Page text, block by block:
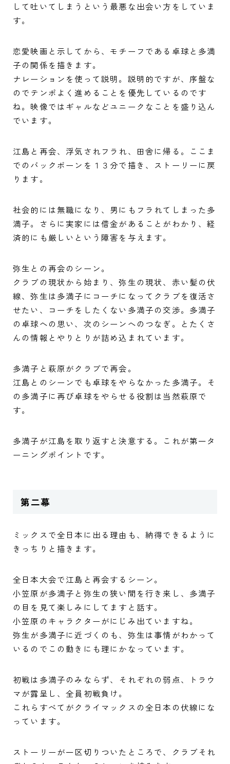
して吐いてしまうという最悪な出会い方をしていま
す。
恋愛映画と示してから、モチーフである卓球と多満
子の関係を描きます。
ナレーションを使って説明。説明的ですが、序盤な
のでテンポよく進めることを優先しているのです
ね。映像ではギャルなどユニークなことを盛り込ん
でいます。
江島と再会、浮気されフラれ、田舎に帰る。ここま
でのバックボーンを１３分で描き、ストーリーに戻
ります。
社会的には無職になり、男にもフラれてしまった多
満子。さらに実家には借金があることがわかり、経
済的にも厳しいという障害を与えます。
弥生との再会のシーン。
クラブの現状から始まり、弥生の現状、赤い髪の伏
線、弥生は多満子にコーチになってクラブを復活さ
せたい、コーチをしたくない多満子の交渉。多満子
の卓球への思い、次のシーンへのつなぎ。とたくさ
んの情報とやりとりが詰め込まれています。
多満子と萩原がクラブで再会。
江島とのシーンでも卓球をやらなかった多満子。そ
の多満子に再び卓球をやらせる役割は当然萩原で
す。
多満子が江島を取り返すと決意する。これが第一タ
ーニングポイントです。
第二幕
ミックスで全日本に出る理由も、納得できるように
きっちりと描きます。
全日本大会で江島と再会するシーン。
小笠原が多満子と弥生の狭い間を行き来し、多満子
の目を見て楽しみにしてますと話す。
小笠原のキャラクターがにじみ出ていますね。
弥生が多満子に近づくのも、弥生は事情がわかって
いるのでこの動きにも理にかなっています。
初戦は多満子のみならず、それぞれの弱点、トラウ
マが露呈し、全員初戦負け。
これらすべてがクライマックスの全日本の伏線にな
っています。
ストーリーが一区切りついたところで、クラブそれ